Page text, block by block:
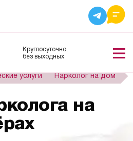
Круглосуточно,
без выходных
услуги Нарколог на дом
на